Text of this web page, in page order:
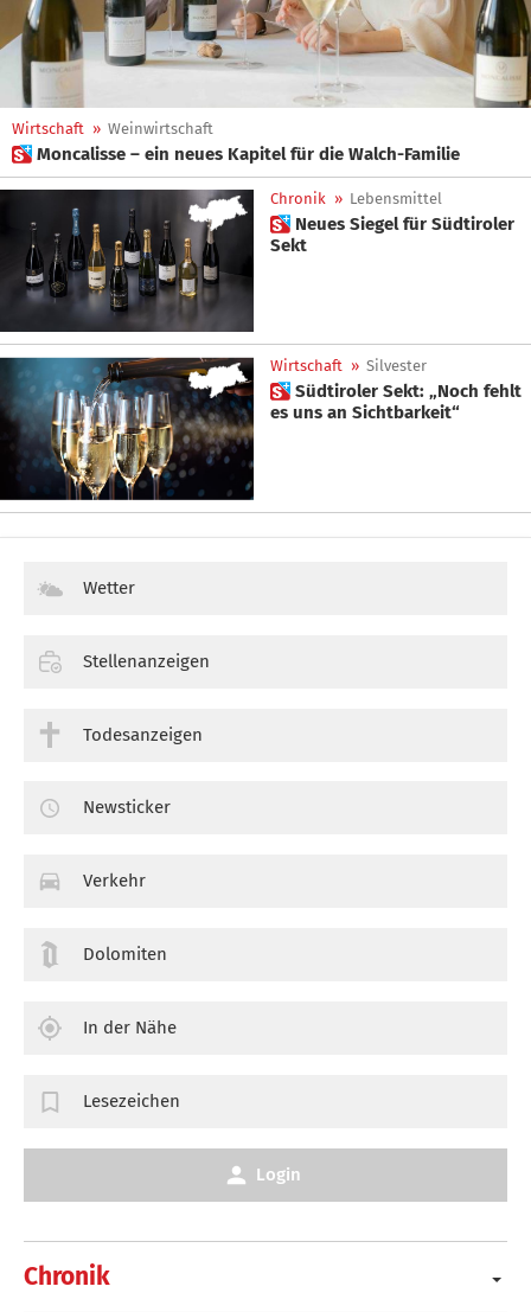
Wirtschaft » Weinwirtschaft
 Moncalisse – ein neues Kapitel für die Walch-Familie
Chronik » Lebensmittel
 Neues Siegel für Südtiroler
Sekt
Wirtschaft » Silvester
 Südtiroler Sekt: „Noch fehlt
es uns an Sichtbarkeit“
Chronik
Wetter
Stellenanzeigen
Todesanzeigen
Newsticker
Verkehr
Dolomiten
In der Nähe
Lesezeichen
Login